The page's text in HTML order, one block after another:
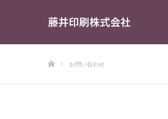
藤井印刷株式会社
お問い合わせ